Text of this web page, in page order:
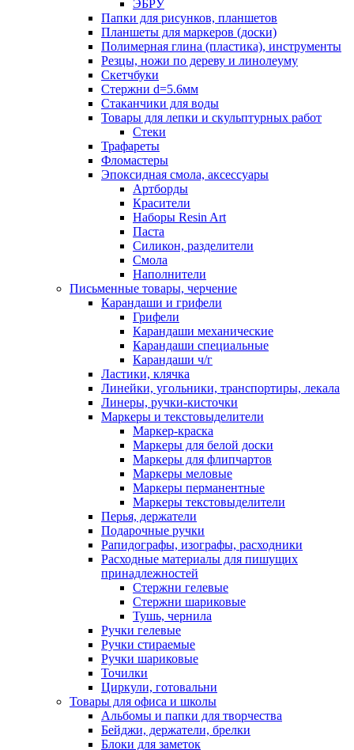
ЭБРУ
Папки для рисунков, планшетов
Планшеты для маркеров (доски)
Полимерная глина (пластика), инструменты
Резцы, ножи по дереву и линолеуму
Скетчбуки
Стержни d=5.6мм
Стаканчики для воды
Товары для лепки и скульптурных работ
Стеки
Трафареты
Фломастеры
Эпоксидная смола, аксессуары
Артборды
Красители
Наборы Resin Art
Паста
Силикон, разделители
Смола
Наполнители
Письменные товары, черчение
Карандаши и грифели
Грифели
Карандаши механические
Карандаши специальные
Карандаши ч/г
Ластики, клячка
Линейки, угольники, транспортиры, лекала
Линеры, ручки-кисточки
Маркеры и текстовыделители
Маркер-краска
Маркеры для белой доски
Маркеры для флипчартов
Маркеры меловые
Маркеры перманентные
Маркеры текстовыделители
Перья, держатели
Подарочные ручки
Рапидографы, изографы, расходники
Расходные материалы для пишущих
принадлежностей
Стержни гелевые
Стержни шариковые
Тушь, чернила
Ручки гелевые
Ручки стираемые
Ручки шариковые
Точилки
Циркули, готовальни
Товары для офиса и школы
Альбомы и папки для творчества
Бейджи, держатели, брелки
Блоки для заметок